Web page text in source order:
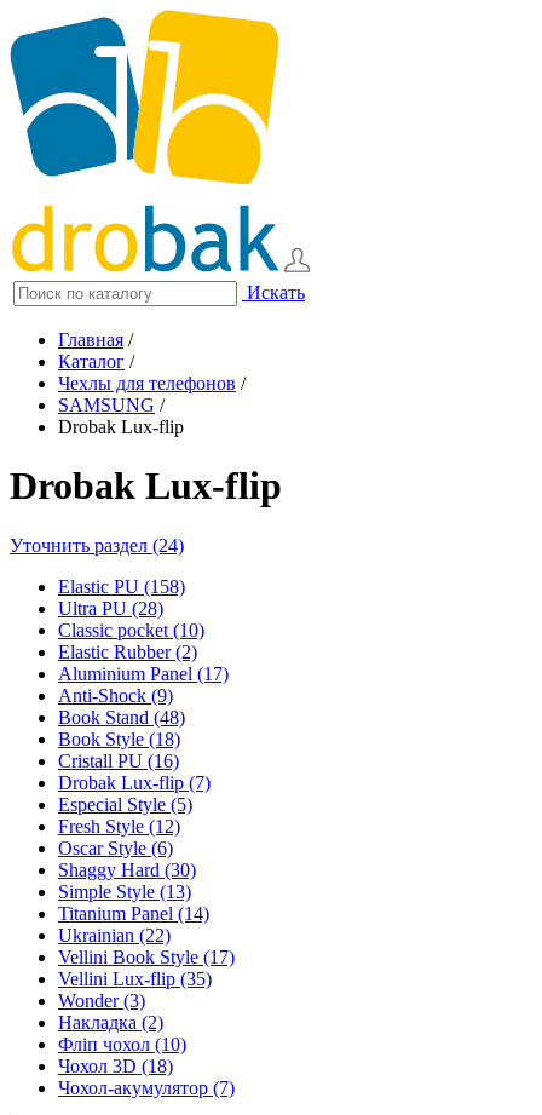
Искать
Главная /
Каталог /
Чехлы для телефонов /
SAMSUNG /
Drobak Lux-flip
Drobak Lux-flip
Уточнить раздел (24)
Elastic PU (158)
Ultra PU (28)
Classic pocket (10)
Elastic Rubber (2)
Aluminium Panel (17)
Anti-Shock (9)
Book Stand (48)
Book Style (18)
Cristall PU (16)
Drobak Lux-flip (7)
Especial Style (5)
Fresh Style (12)
Oscar Style (6)
Shaggy Hard (30)
Simple Style (13)
Titanium Panel (14)
Ukrainian (22)
Vellini Book Style (17)
Vellini Lux-flip (35)
Wonder (3)
Накладка (2)
Фліп чохол (10)
Чохол 3D (18)
Чохол-акумулятор (7)